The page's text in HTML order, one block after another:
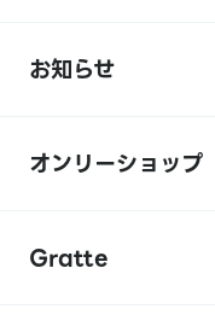
お知らせ
オンリーショップ
Gratte